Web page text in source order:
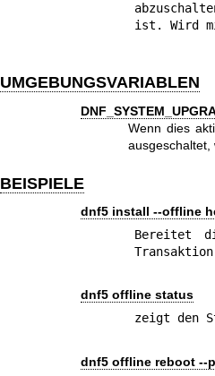
ist. Wird
UMGEBUNGSVARIABLEN
Wenn dies
ausgeschaltet,
BEISPIELE
dnf5 install --offline
Bereitet
dnf5 offline status
zeigt den
dnf5 offline reboot --